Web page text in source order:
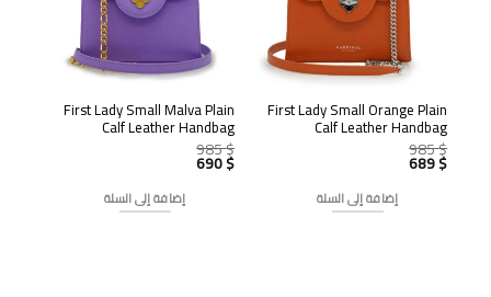
First Lady Small Orange Plain
Calf Leather Handbag
985$
السعر
الأصلي
689$
السعر
إضافة إلى السلة
First Lady Small Malva Plain
Calf Leather Handbag
985$
السعر
الأصلي
690$
السعر
إضافة إلى السلة